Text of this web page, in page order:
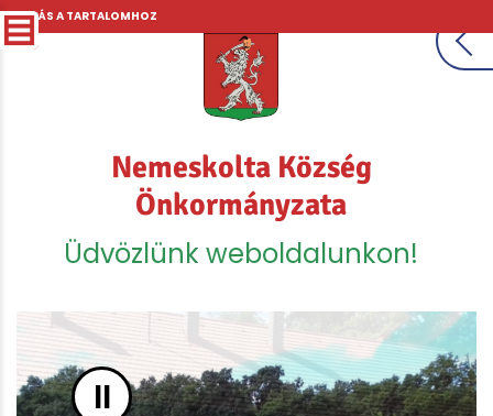
UGRÁS A TARTALOMHOZ
Nemeskolta Község
Önkormányzata
Üdvözlünk weboldalunkon!
II